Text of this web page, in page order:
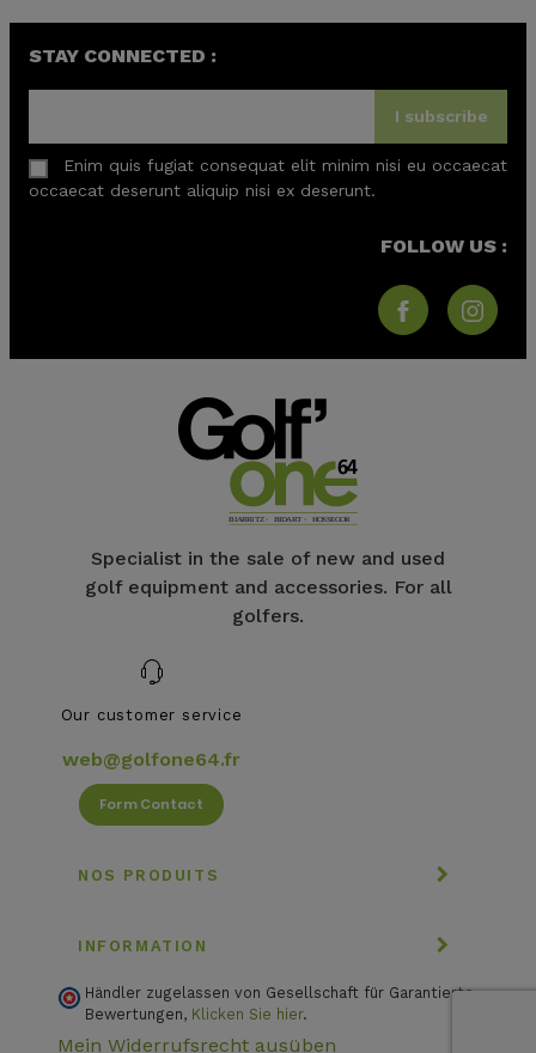
STAY CONNECTED :
I subscribe
Enim quis fugiat consequat elit minim nisi eu occaecat
occaecat deserunt aliquip nisi ex deserunt.
FOLLOW US :
Specialist in the sale of new and used
golf equipment and accessories. For all
golfers.
Our customer service
web@golfone64.fr
Form Contact
NOS PRODUITS
INFORMATION
Händler zugelassen von Gesellschaft für Garantierte
Bewertungen, Klicken Sie hier.
Mein Widerrufsrecht ausüben